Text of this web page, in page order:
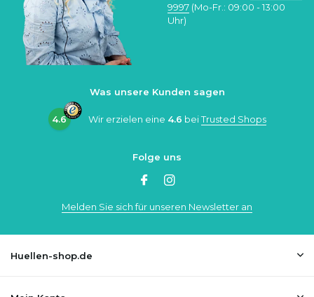
9997 (Mo-Fr.: 09:00 - 13:00
Uhr)
Was unsere Kunden sagen
4.6 Wir erzielen eine 4.6 beiTrusted Shops
Folge uns
Melden Sie sich für unseren Newsletter an
Huellen-shop.de